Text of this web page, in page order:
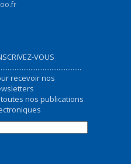
VOUS
recevoir nos
nos publications